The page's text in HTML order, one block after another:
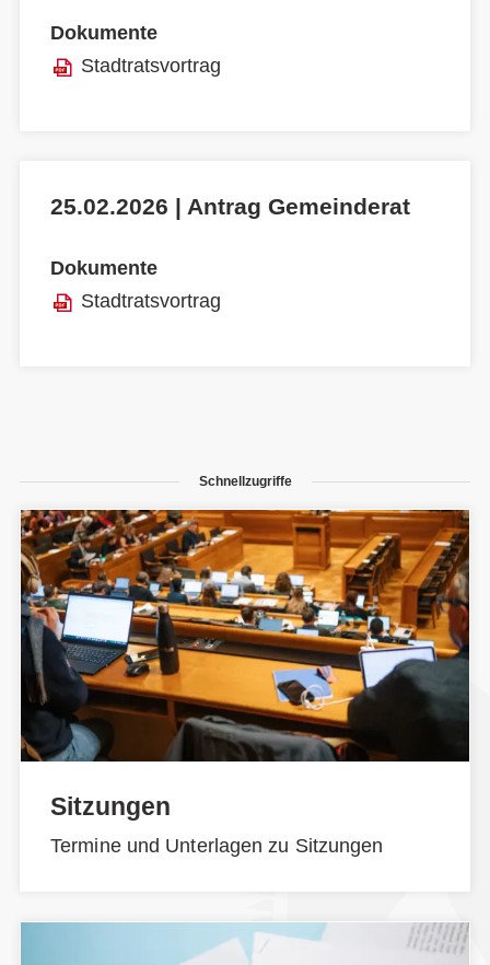
Dokumente
Stadtratsvortrag
25.02.2026 | Antrag Gemeinderat
Dokumente
Stadtratsvortrag
Schnellzugriffe
Sitzungen
Termine und Unterlagen zu Sitzungen